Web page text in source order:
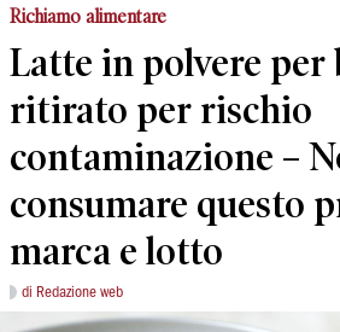
Richiamo alimentare
Latte in polvere per
ritirato per rischio
contaminazione –
consumare questo
marca e lotto
di Redazione web